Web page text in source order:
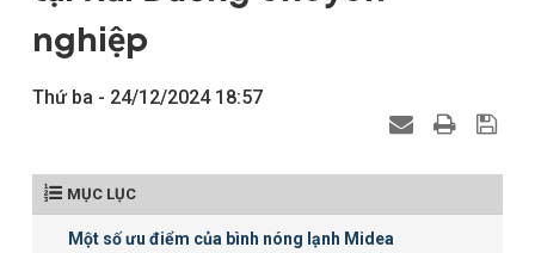
nghiệp
Thứ ba - 24/12/2024 18:57
MỤC LỤC
Một số ưu điểm của bình nóng lạnh Midea